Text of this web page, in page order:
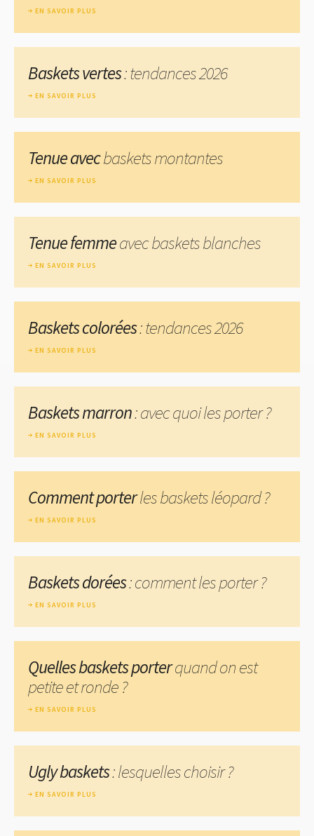
EN SAVOIR PLUS
Baskets vertes: tendances 2026
EN SAVOIR PLUS
Tenue avecbaskets montantes
EN SAVOIR PLUS
Tenue femmeavec baskets blanches
EN SAVOIR PLUS
Baskets colorées: tendances 2026
EN SAVOIR PLUS
Baskets marron: avec quoi les porter ?
EN SAVOIR PLUS
Comment porterles baskets léopard ?
EN SAVOIR PLUS
Baskets dorées: comment les porter ?
EN SAVOIR PLUS
Quelles baskets porterquand on est
petite et ronde ?
EN SAVOIR PLUS
Ugly baskets: lesquelles choisir ?
EN SAVOIR PLUS